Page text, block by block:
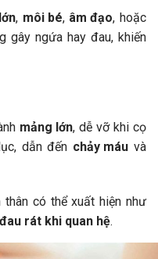
, môi bé, âm đạo, hoặc
gây ngứa hay đau, khiến
mảng lớn, dễ vỡ khi cọ
dẫn đến chảy máu và
có thể xuất hiện như
đau rát khi quan hệ.